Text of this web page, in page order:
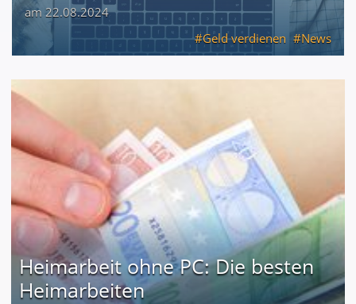
am 22.08.2024
Geld verdienen
News
Heimarbeit ohne PC: Die besten
Heimarbeiten